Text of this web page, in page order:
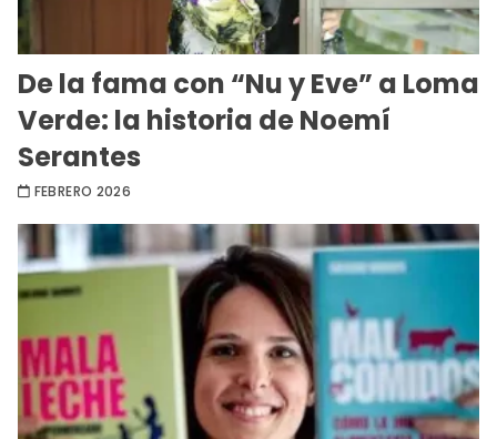
De la fama con “Nu y Eve” a Loma
Verde: la historia de Noemí
Serantes
FEBRERO 2026